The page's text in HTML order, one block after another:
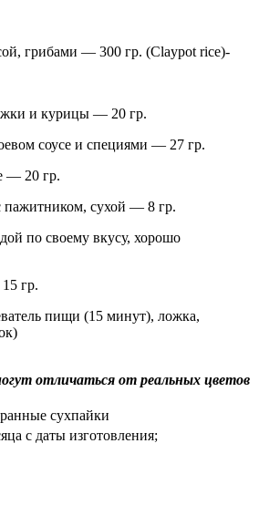
грибами — 300 гр. (Claypot rice)-
и курицы — 20 гр.
соусе и специями — 27 гр.
— 20 гр.
сухой — 8 гр.
по своему вкусу, хорошо
гр.
пищи (15 минут), ложка,
отличаться от реальных цветов
сухпайки
с даты изготовления;